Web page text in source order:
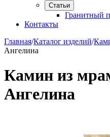
Статьи
Гранитный
Контакты
Главная/Каталог изделий/
Ангелина
Камин из
Ангелина